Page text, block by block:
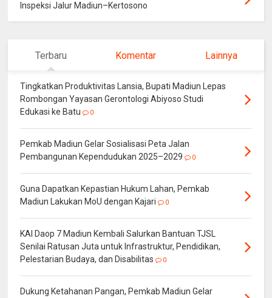
Inspeksi Jalur Madiun–Kertosono
Terbaru Komentar Lainnya
Tingkatkan Produktivitas Lansia, Bupati Madiun Lepas
Rombongan Yayasan Gerontologi Abiyoso Studi
Edukasi ke Batu
0
Pemkab Madiun Gelar Sosialisasi Peta Jalan
Pembangunan Kependudukan 2025–2029
0
Guna Dapatkan Kepastian Hukum Lahan, Pemkab
Madiun Lakukan MoU dengan Kajari
0
KAI Daop 7 Madiun Kembali Salurkan Bantuan TJSL
Senilai Ratusan Juta untuk Infrastruktur, Pendidikan,
Pelestarian Budaya, dan Disabilitas
0
Dukung Ketahanan Pangan, Pemkab Madiun Gelar